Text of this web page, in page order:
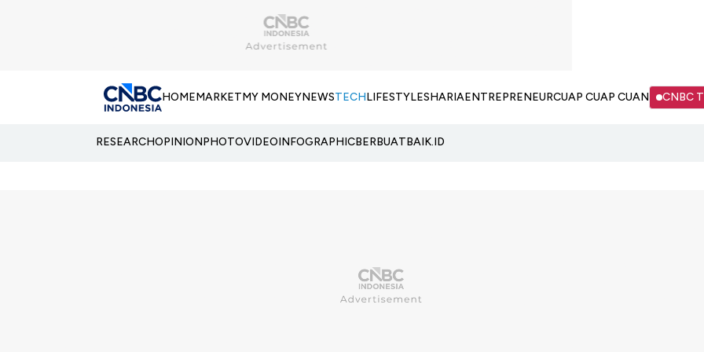
HOMEMARKETMY MONEYNEWSTECHLIFESTYLESHARIAENTREPRENEURCUAP CUAP CUAN CNBC
RESEARCHOPINIONPHOTOVIDEOINFOGRAPHICBERBUATBAIK.ID